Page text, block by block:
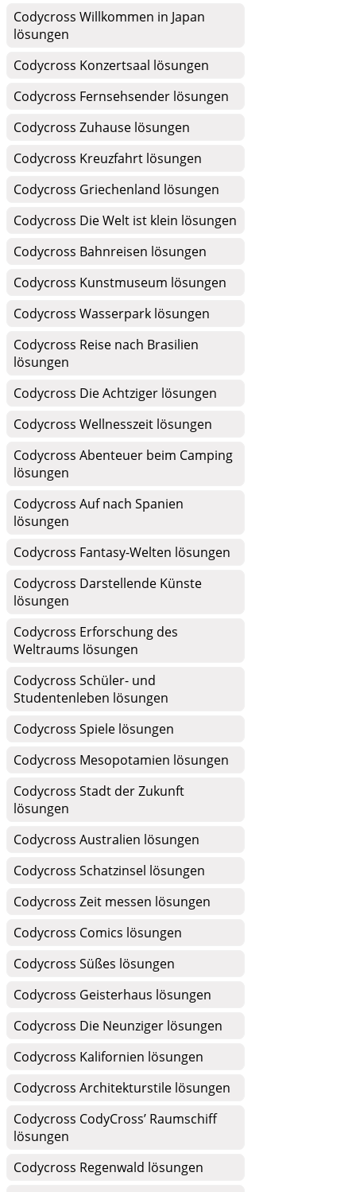
Codycross Willkommen in Japan
lösungen
Codycross Konzertsaal lösungen
Codycross Fernsehsender lösungen
Codycross Zuhause lösungen
Codycross Kreuzfahrt lösungen
Codycross Griechenland lösungen
Codycross Die Welt ist klein lösungen
Codycross Bahnreisen lösungen
Codycross Kunstmuseum lösungen
Codycross Wasserpark lösungen
Codycross Reise nach Brasilien
lösungen
Codycross Die Achtziger lösungen
Codycross Wellnesszeit lösungen
Codycross Abenteuer beim Camping
lösungen
Codycross Auf nach Spanien
lösungen
Codycross Fantasy-Welten lösungen
Codycross Darstellende Künste
lösungen
Codycross Erforschung des
Weltraums lösungen
Codycross Schüler- und
Studentenleben lösungen
Codycross Spiele lösungen
Codycross Mesopotamien lösungen
Codycross Stadt der Zukunft
lösungen
Codycross Australien lösungen
Codycross Schatzinsel lösungen
Codycross Zeit messen lösungen
Codycross Comics lösungen
Codycross Süßes lösungen
Codycross Geisterhaus lösungen
Codycross Die Neunziger lösungen
Codycross Kalifornien lösungen
Codycross Architekturstile lösungen
Codycross CodyCross’ Raumschiff
lösungen
Codycross Regenwald lösungen